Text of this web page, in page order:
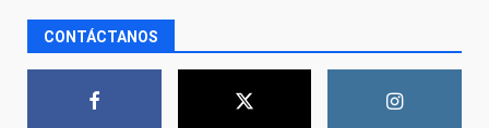
7
FUEGO A LA SECRETARÍA DE LA
Aprender jugando también salva
CONTÁCTANOS